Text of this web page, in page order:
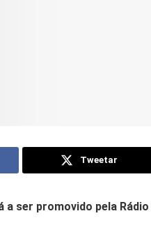
Tweetar
ser promovido pela